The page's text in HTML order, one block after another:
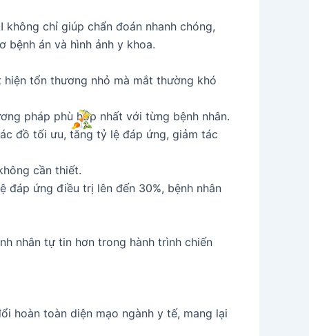
chỉ giúp chẩn đoán nhanh chóng,
án và hình ảnh y khoa.
hiện tổn thương nhỏ mà mắt thường khó
pháp phù hợp nhất với từng bệnh nhân.
đồ tối ưu, tăng tỷ lệ đáp ứng, giảm tác
cần thiết.
ứng điều trị lên đến 30%, bệnh nhân
nhân tự tin hơn trong hành trình chiến
hoàn toàn diện mạo ngành y tế, mang lại